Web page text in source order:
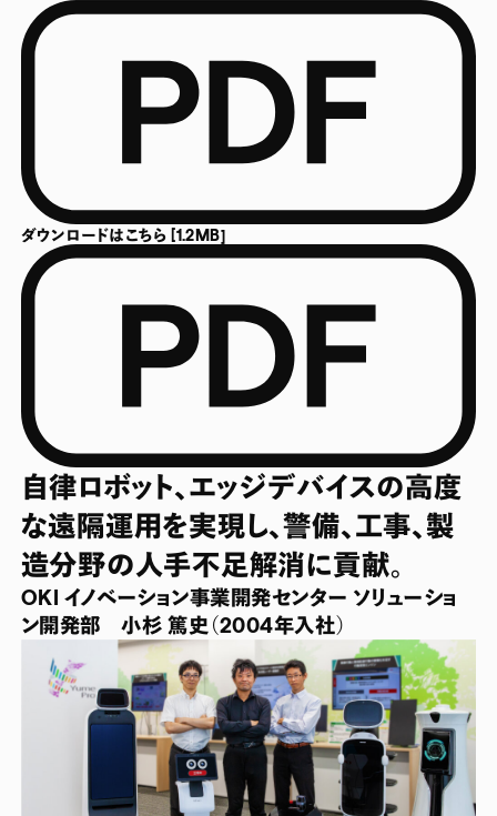
ダウンロードはこちら [1.2MB]
自律ロボット、エッジデバイスの高度
な遠隔運用を実現し、警備、工事、製
造分野の人手不足解消に貢献。
OKI イノベーション事業開発センター ソリューショ
ン開発部 小杉 篤史（2004年入社）